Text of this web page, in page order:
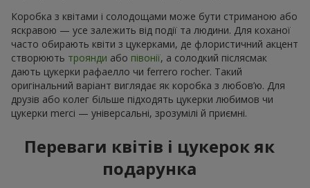
Коробка з квітами і солодощами може бути стриманою або
яскравою — усе залежить від події та людини. Для коханої
часто обирають квіти з цукерками, де флористичний акцент
створюють троянди або півонії, а солодкий післясмак
дають цукерки рафаелло чи ferrero rocher. Такий
оригінальний варіант виглядає як коробка з любов’ю. Для
друзів або колег більше підходять цукерки любимов чи
цукерки merci — універсальні, зрозумілі й приємні.
Переваги квітів і цукерок як
подарунка